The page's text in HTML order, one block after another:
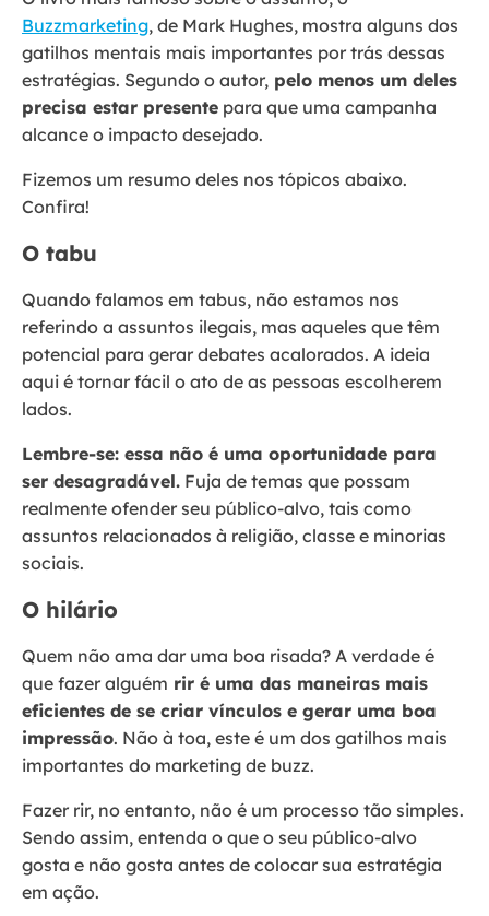
Buzzmarketing, de Mark Hughes, mostra alguns dos
gatilhos mentais mais importantes por trás dessas
estratégias. Segundo o autor, pelo menos um deles
precisa estar presente para que uma campanha
alcance o impacto desejado.
Fizemos um resumo deles nos tópicos abaixo.
Confira!
O tabu
Quando falamos em tabus, não estamos nos
referindo a assuntos ilegais, mas aqueles que têm
potencial para gerar debates acalorados. A ideia
aqui é tornar fácil o ato de as pessoas escolherem
lados.
Lembre-se: essa não é uma oportunidade para
ser desagradável. Fuja de temas que possam
realmente ofender seu público-alvo, tais como
assuntos relacionados à religião, classe e minorias
sociais.
O hilário
Quem não ama dar uma boa risada? A verdade é
que fazer alguém rir é uma das maneiras mais
eficientes de se criar vínculos e gerar uma boa
impressão. Não à toa, este é um dos gatilhos mais
importantes do marketing de buzz.
Fazer rir, no entanto, não é um processo tão simples.
Sendo assim, entenda o que o seu público-alvo
gosta e não gosta antes de colocar sua estratégia
em ação.